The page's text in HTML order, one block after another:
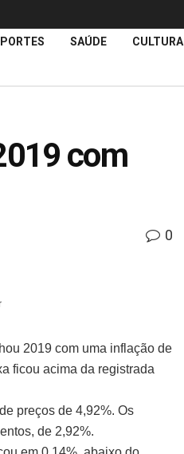
SAÚDE CULTURA
com
0
2019 com uma inflação de
ficou acima da registrada
preços de 4,92%. Os
de 2,92%.